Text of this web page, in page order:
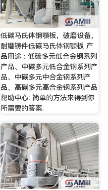
低碳马氏体钢颚板，破磨设备，
耐磨铸件低碳马氏体钢颚板 产
品用途 : 低碳多元低合金钢系列
产品、中碳多元低合金钢系列产
品、中碳多元中合金钢系列产
品、高碳多元高合金钢系列产品
帮助中心: 简单的方法来得到你
所需要的答案.